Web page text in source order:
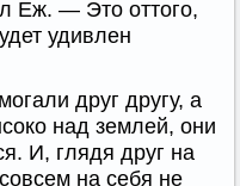
Еж. — Это оттого,
удивлен
друг другу, а
над землей, они
И, глядя друг на
на себя не